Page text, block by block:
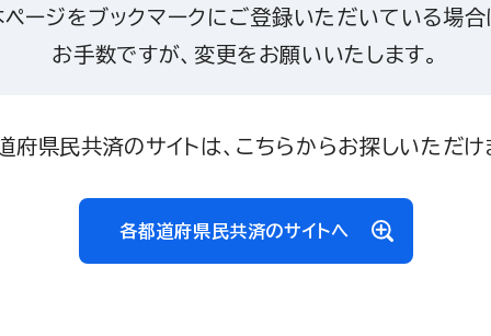
ページをブックマークにご登録いただいている場合
お手数ですが、変更をお願いいたします。
府県民共済のサイトは、こちらからお探しいただけ
各都道府県民共済のサイトへ